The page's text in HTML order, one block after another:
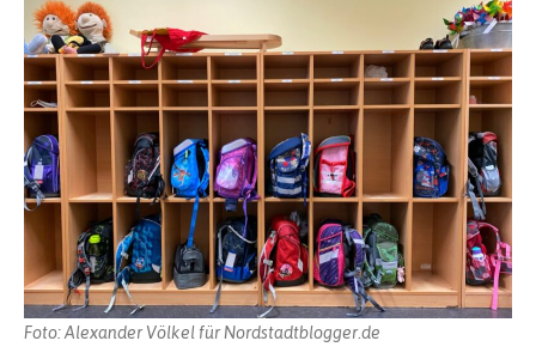
Foto: Alexander Völkel für Nordstadtblogger.de